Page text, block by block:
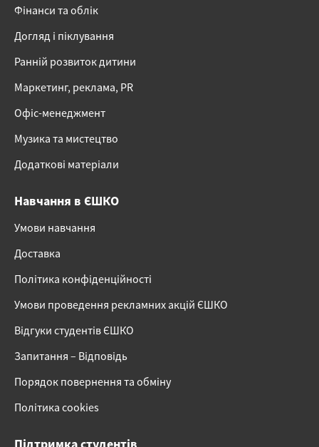
Фінанси та облік
Догляд і піклування
Ранній розвиток дитини
Маркетинг, реклама, PR
Офіс-менеджмент
Музика та мистецтво
Додаткові матеріали
Навчання в ЄШКО
Умови навчання
Доставка
Політика конфіденційності
Умови проведення рекламних акцій ЄШКО
Відгуки студентів ЄШКО
Запитання – Відповідь
Порядок повернення та обміну
Політика cookies